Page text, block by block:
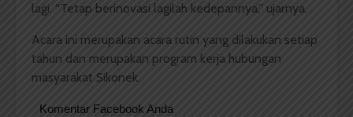
lagi. “Tetap berinovasi lagilah kedepannya,” ujarnya.
Acara ini merupakan acara rutin yang dilakukan setiap
tahun dan merupakan program kerja hubungan
masyarakat Sikonek.
Komentar Facebook Anda